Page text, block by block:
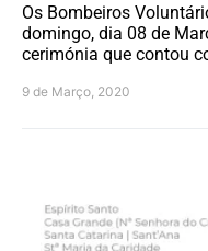
Os Bombeiros
domingo, dia 08 de
cerimónia que contou
9 de Março, 2020